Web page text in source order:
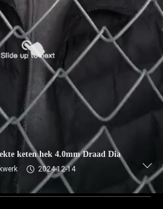
keten hek 4.0mm Draad Dia
2024-12-14